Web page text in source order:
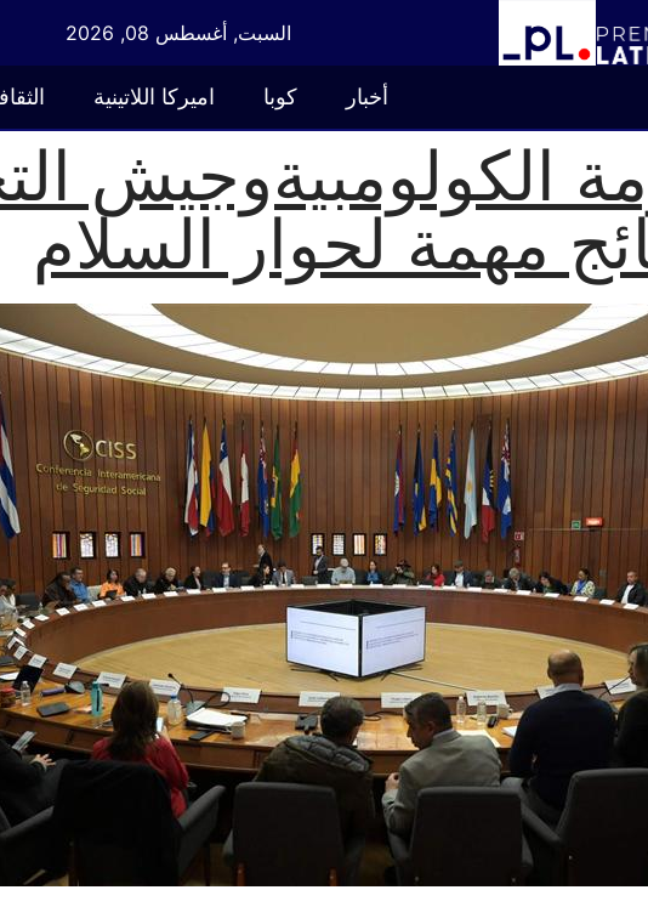
السبت, أغسطس 08, 2026
أخبار كوبا اميركا اللاتينية
الكولومبيةوجيش
مهمة لحوار السلام